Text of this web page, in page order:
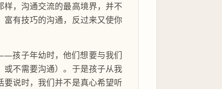
，沟通交流的最高境界，并不
有技巧的沟通，反过来又使你
孩子年幼时，他们想要与我们
不需要沟通）。于是孩子从我
说时，我们并不是真心希望听